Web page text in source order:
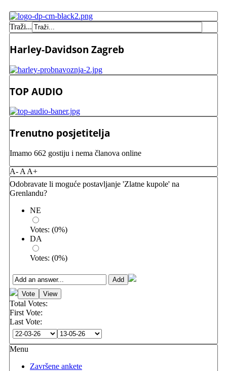
Traži...
Harley-Davidson Zagreb
TOP AUDIO
Trenutno posjetitelja
Imamo 662 gostiju i nema članova online
A- A A+
Odobravate li moguće postavljanje 'Zlatne kupole' na
Grenlandu?
NE
Votes: (0%)
DA
Votes: (0%)
Total Votes:
First Vote:
Last Vote:
Menu
Završene ankete